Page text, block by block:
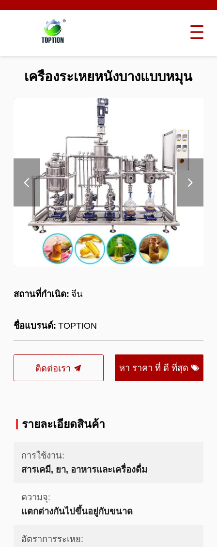
สถานที่กำเนิด: จีน
ชื่อแบรนด์: TOPTION
ติดต่อเรา หา ราคา ที่ ดี ที่สุด
เครื่องระเหยหนังบางแบบหมุน
รายละเอียดสินค้า
การใช้งาน:
สารเคมี, ยา, อาหารและเครื่องดื่ม
ความจุ:
แตกต่างกันไปขึ้นอยู่กับขนาด
อัตราการระเหย: